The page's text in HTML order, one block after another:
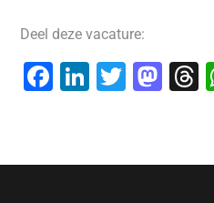
Deel deze vacature:
F
e
Li
e
T
er
M
o a